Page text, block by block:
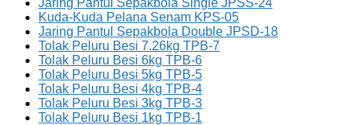
Kuda-Kuda Pelana Senam KPS-05
Jaring Pantul Sepakbola Double JPSD-18
Tolak Peluru Besi 7.26kg TPB-7
Tolak Peluru Besi 6kg TPB-6
Tolak Peluru Besi 5kg TPB-5
Tolak Peluru Besi 4kg TPB-4
Tolak Peluru Besi 3kg TPB-3
Tolak Peluru Besi 1kg TPB-1